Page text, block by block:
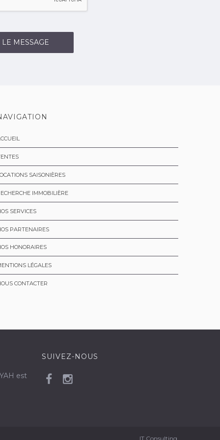
MESSAGE
SAISONIÈRES
IMMOBILIÈRE
SERVICES
PARTENAIRES
HONORAIRES
LÉGALES
CONTACTER
est
SUIVEZ-NOUS
IT Consulting